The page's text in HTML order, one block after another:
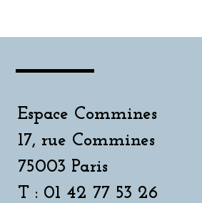
Espace Commines
17, rue Commines
75003 Paris
T : 01 42 77 53 26